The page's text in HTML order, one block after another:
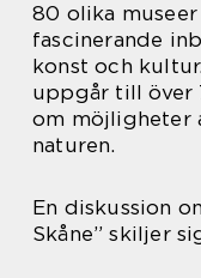
80 olika
fascinerande
konst och
uppgår till över
om möjligheter
naturen.
En diskussion
Skåne” skiljer